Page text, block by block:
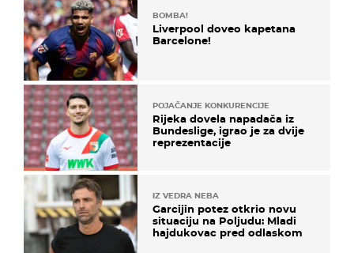
BOMBA!
Liverpool doveo kapetana
Barcelone!
POJAČANJE KONKURENCIJE
Rijeka dovela napadača iz
Bundeslige, igrao je za dvije
reprezentacije
IZ VEDRA NEBA
Garcijin potez otkrio novu
situaciju na Poljudu: Mladi
hajdukovac pred odlaskom